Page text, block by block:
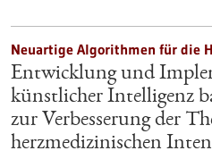
Neuartige Algorithmen für die
Entwicklung und
künstlicher Intelligenz
zur Verbesserung der
herzmedizinischen